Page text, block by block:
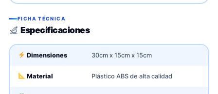
FICHA TÉCNICA
Especificaciones
Dimensiones 30cm x 15cm x 15cm
Material Plástico ABS de alta calidad